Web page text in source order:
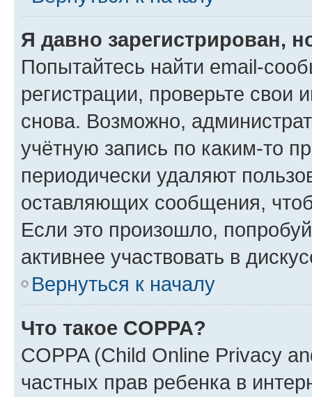
Я давно зарегистрирован,
Попытайтесь найти email-
регистрации, проверьте свои
снова. Возможно,
учётную запись по каким-то
периодически удаляют
оставляющих сообщения,
Если это произошло,
активнее участвовать в
Вернуться к началу
Что такое COPPA?
COPPA (Child Online Privacy
частных прав ребенка в